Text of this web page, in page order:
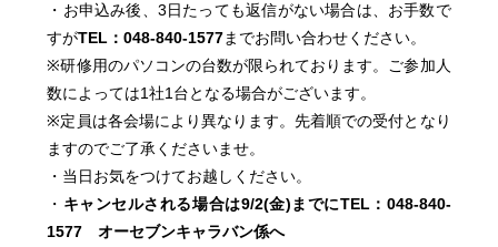
・お申込み後、3日たっても返信がない場合は、お手数で
すがTEL：048-840-1577までお問い合わせください。
※研修用のパソコンの台数が限られております。ご参加人
数によっては1社1台となる場合がございます。
※定員は各会場により異なります。先着順での受付となり
ますのでご了承くださいませ。
・当日お気をつけてお越しください。
・ キャンセルされる場合は9/2(金)までにTEL：048-840-
1577 オーセブンキャラバン係へ